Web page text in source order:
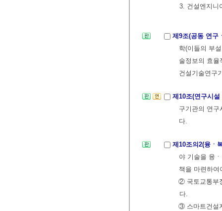
3. 건설엔지니
제9조(공동 연구
학(이들의 부
술정보의 효
건설기술연구
제10조(연구시
구기관의 연
다.
제10조의2(융ㆍ
야 기술을 융
책을 마련하여
② 국토교통부
다.
③ 스마트건설